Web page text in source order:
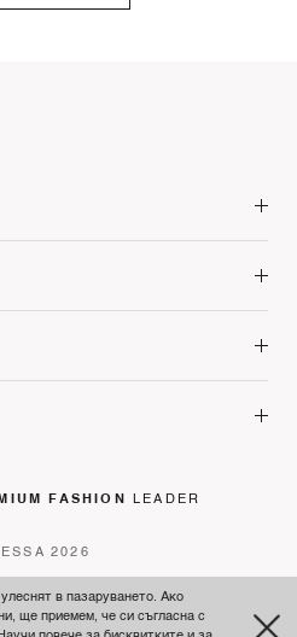
в пазаруването. Ако
ще приемем, че си съгласна с
FASHION LEADER
2026